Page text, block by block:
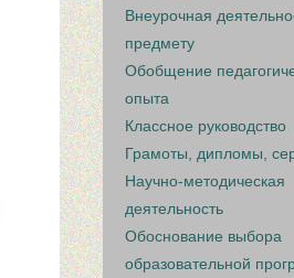
Внеурочная
предмету
Обобщение
опыта
Классное руководство
Грамоты, дипломы,
Научно-методическая
деятельность
Обоснование выбора
образовательной